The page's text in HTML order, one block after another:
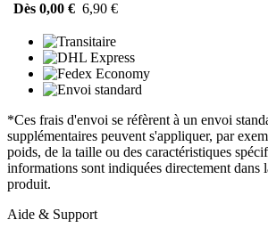
Dès 0,00 € 6,90 €
*Ces frais d'envoi se réfèrent à un envoi
supplémentaires peuvent s'appliquer, par
poids, de la taille ou des caractéristiques
informations sont indiquées directement dans
produit.
Aide & Support